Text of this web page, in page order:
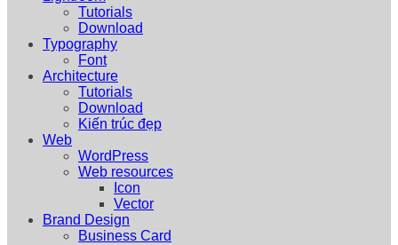
Tutorials
Download
Typography
Font
Architecture
Tutorials
Download
Kiến trúc đẹp
Web
WordPress
Web resources
Icon
Vector
Brand Design
Business Card